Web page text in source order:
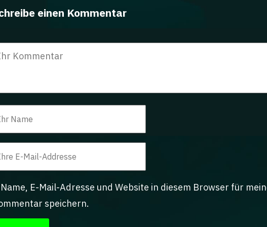
einen Kommentar
Name, E-Mail-Adresse und Website in diesem Browser für
speichern.